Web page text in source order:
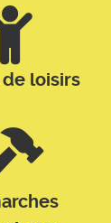
loisirs